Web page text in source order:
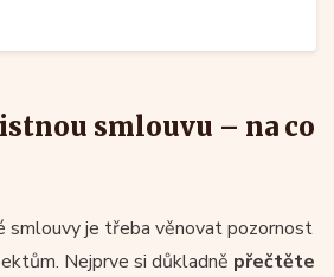
smlouvu – na co
smlouvy je třeba věnovat pozornost
Nejprve si důkladně přečtěte